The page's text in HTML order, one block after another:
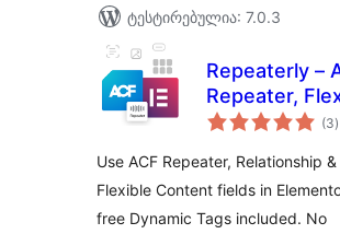
ტესტირებულია: 7.0.3
Repeaterly –
Repeater,
Content &
(3)
Use ACF Repeater, Relationship &
Flexible Content fields in
free Dynamic Tags included. No